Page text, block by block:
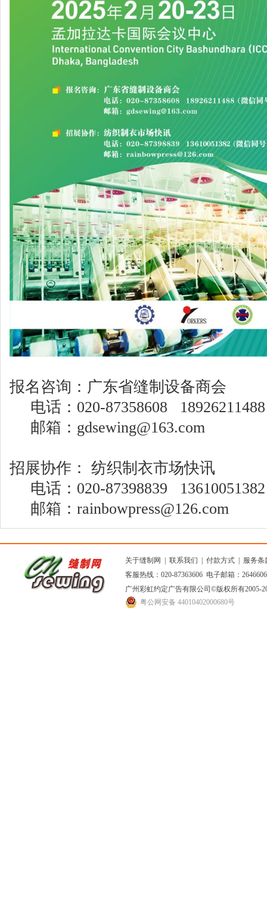
报名咨询：广东省缝制设备商会
电话：020-87358608
邮箱：gdsewing@163.com
招展协作： 纺织制衣市场快讯
电话：020-87398839
邮箱：rainbowpress@126.com
关于缝制网 联系我们 付款方式
服务条
客服热线：020-87363606 电子邮箱：
广州彩虹约定广告有限公司 ©版权所有2005-
粤公网安备 44010402000680号